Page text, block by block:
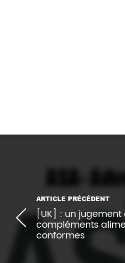
ARTICLE PRÉCÉDENT
[UK] : un jugement
compléments
conformes